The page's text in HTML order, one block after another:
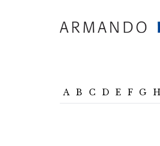
A B C D E F G H